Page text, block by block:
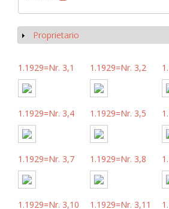
Mostrar
Proprietario
1.1929=Nr. 3,1 1.1929=Nr. 3,2
1.1929=Nr. 3,4 1.1929=Nr. 3,5
1.1929=Nr. 3,7 1.1929=Nr. 3,8
1.1929=Nr. 3,10 1.1929=Nr. 3,11